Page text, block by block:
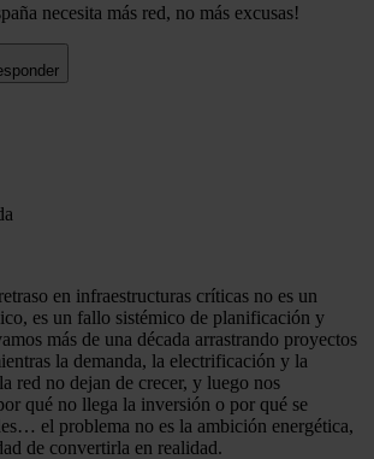
necesita más red, no más excusas!
en infraestructuras críticas no es un
es un fallo sistémico de planificación y
más de una década arrastrando proyectos
la demanda, la electrificación y la
red no dejan de crecer, y luego nos
qué no llega la inversión o por qué se
el problema no es la ambición energética,
de convertirla en realidad.